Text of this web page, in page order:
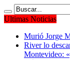
Ultimas Noticias
Murió Jorge
River lo
Montevideo: